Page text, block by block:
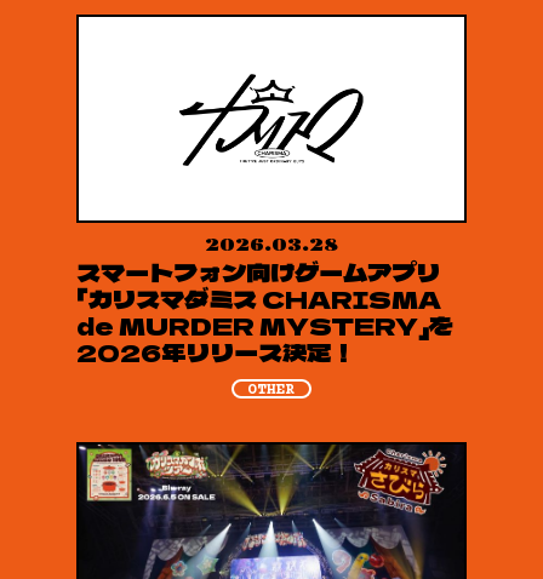
2026.03.28
スマートフォン向けゲームアプリ
「カリスマダミス CHARISMA
de MURDER MYSTERY」を
2026年リリース決定！
OTHER